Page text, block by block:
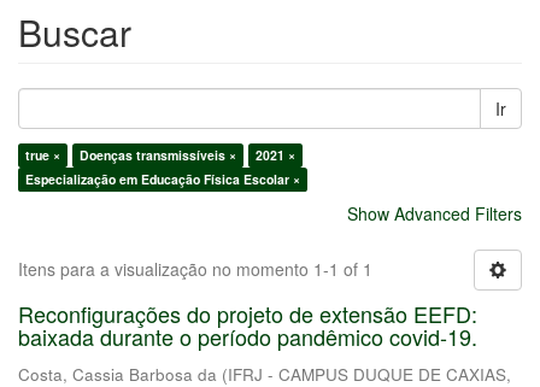
Buscar
Ir
true × Doenças transmissíveis ×
2021 ×
Especialização em Educação Física Escolar ×
Show Advanced Filters
Itens para a visualização no momento 1-1 of 1
Reconfigurações do projeto de extensão EEFD:
baixada durante o período pandêmico covid-19.
Costa, Cassia Barbosa da (IFRJ - CAMPUS DUQUE DE CAXIAS,